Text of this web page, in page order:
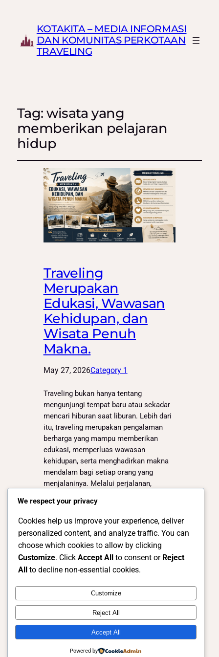
KOTAKITA – MEDIA INFORMASI
DAN KOMUNITAS PERKOTAAN
TRAVELING
Tag:wisata yang
memberikan pelajaran
hidup
Traveling
Merupakan
Edukasi, Wawasan
Kehidupan, dan
Wisata Penuh
Makna.
May 27, 2026Category 1
Traveling bukan hanya tentang
mengunjungi tempat baru atau sekadar
mencari hiburan saat liburan. Lebih dari
itu, traveling merupakan pengalaman
berharga yang mampu memberikan
edukasi, memperluas wawasan
kehidupan, serta menghadirkan makna
mendalam bagi setiap orang yang
menjalaninya. Melalui perjalanan,
tidak selalu didapatkan dari buku
maupun lingkungan sehari-hari. Saat
melakukan perjalanan…
Instagram
Facebook
X
Kotakita – Media Informasi dan
Komunitas Perkotaan Traveling
We respect your privacy
Cookies help us improve your experience, deliver
personalized content, and analyze traffic. You can
choose which cookies to allow by clicking
Customize. Click Accept All to consent or Reject
All to decline non-essential cookies.
Customize
Reject All
Accept All
Powered by